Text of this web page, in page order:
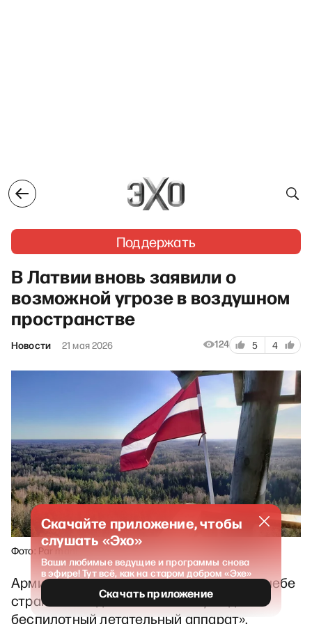
Поддержать
В Латвии вновь заявили о
возможной угрозе в воздушном
пространстве
Новости 21 мая 2026 124 5 4
Фото: Par mani
Армия Латвиисообщилав сети Х, что в небе
страны «находится как минимум один
беспилотный летательный аппарат».
Скачайте приложение, чтобы
слушать «Эхо»
Ваши любимые ведущие и программы снова
в эфире! Тут всё, как на старом добром «Эхе»
Скачать приложение